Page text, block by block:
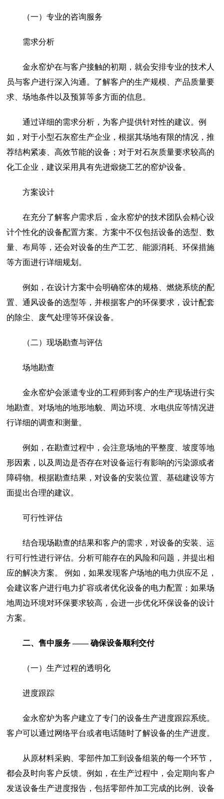
（一）专业的咨询服务
需求分析
金永窑炉在与客户接触的初期，就会安排专业的技术人
员与客户进行深入沟通。了解客户的生产规模、产品质量要
求、场地条件以及预算等多方面的信息。
通过详细的需求分析，为客户提供针对性的建议。例
如，对于小型石灰窑生产企业，根据其场地有限的情况，推
荐结构紧凑、高效节能的设备；对于对石灰质量要求较高的
化工企业，建议采用具有先进煅烧工艺的窑炉设备。
方案设计
在充分了解客户需求后，金永窑炉的技术团队会精心设
计个性化的设备配置方案。方案中不仅包括设备的选型、数
量、布局等，还会对设备的生产工艺、能源消耗、环保措施
等方面进行详细规划。
例如，在设计方案中会明确窑体的规格、燃烧系统的配
置、通风设备的选型等，并根据客户的环保要求，设计配套
的除尘、废气处理等环保设备。
（二）现场勘查与评估
场地勘查
金永窑炉会派遣专业的工程师到客户的生产现场进行实
地勘查。对场地的地形地貌、周边环境、水电供应等情况进
行详细的调查和测量。
例如，在勘查过程中，会注意场地的平整度、坡度等地
形因素，以及周边是否存在对设备运行有影响的污染源或者
障碍物。根据勘查结果，对设备的安装位置、基础建设等方
面提出合理的建议。
可行性评估
结合现场勘查的结果和客户的需求，对设备的安装、运
行可行性进行评估。分析可能存在的风险和问题，并提出相
应的解决方案。 例如，如果发现客户场地的电力供应不足，
会建议客户进行电力扩容或者优化设备的电力配置；如果场
地周边环境对环保要求较高，会进一步优化环保设备的设计
方案。
二、售中服务 —— 确保设备顺利交付
（一）生产过程的透明化
进度跟踪
金永窑炉为客户建立了专门的设备生产进度跟踪系统。
客户可以通过网络平台或者电话随时了解设备的生产进度。
从原材料采购、零部件加工到设备组装的每一个环节，
都会及时向客户反馈。例如，在生产过程中，会定期向客户
发送设备生产进度报告，包括零部件加工完成的比例、设备